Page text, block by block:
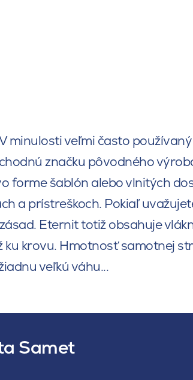
minulosti veľmi často
značku pôvodného
forme šablón alebo vlnitých
a prístreškoch. Pokiaľ
Eternit totiž obsahuje
ku krovu. Hmotnosť samotnej
veľkú váhu...
Samet